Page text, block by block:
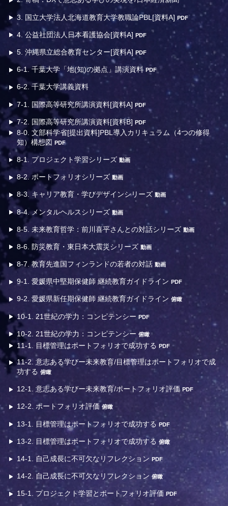
3. 国立大学法人北海道教育大学教職論PBL[資料A]PDF
4. 公益社団法人日本看護協会[資料A]PDF
5. 沖縄県立総合教育センター[資料A]PDF
6-1. 千葉大学「地(知)の拠点」講演資料PDF
6-2. 千葉大学講義資料
7-1. 国際高等研究所講演資料[資料A]PDF
7-2. 国際高等研究所講演資料[資料B]PDF
8-0. 文部科学省[提出資料]PBL導入カリキュラム（4つの修得
知）構想図PDF
8-1. プロジェクト学習シリーズ動画
8-2. ポートフォリオシリーズ動画
8-3. キャリア教育・学びデザインシリーズ動画
8-4. メンタルヘルスシリーズ動画
8-5. 未来教育哲学：前川喜平さんとの対話シリーズ動画
8-6. 防災教育・東日本大震災シリーズ動画
8-7. 教育先進国フィンランドの若者の対話動画
9-1. 愛媛県中堅期保健師 継続教育ガイドラインPDF
9-2. 愛媛県新任期保健師 継続教育ガイドライン俯瞰
10-1. 21世紀の学力：コンピテンシーPDF
10-2. 21世紀の学力：コンピテンシー俯瞰
11-1. 目標管理はポートフォリオで成功するPDF
11-2. 意志ある学びー未来教育/目標管理はポートフォリオで成
功する俯瞰
12-1. 意志ある学びー未来教育/ポートフォリオ評価PDF
12-2. ポートフォリオ評価俯瞰
13-1. 目標管理はポートフォリオで成功するPDF
13-2. 目標管理はポートフォリオで成功する俯瞰
14-1. 自己成長に不可欠なリフレクションPDF
14-2. 自己成長に不可欠なリフレクション俯瞰
15-1. プロジェクト学習とポートフォリオ評価PDF